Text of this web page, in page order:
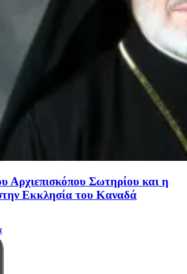
Αρχιεπισκόπου Σωτηρίου και η
Εκκλησία του Καναδά